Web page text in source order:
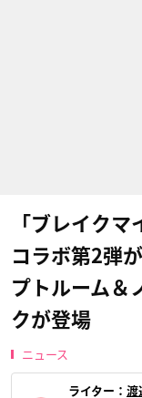
「ブレイク
コラボ第2弾
プトルーム＆
クが登場
ニュース
ライター： 渡